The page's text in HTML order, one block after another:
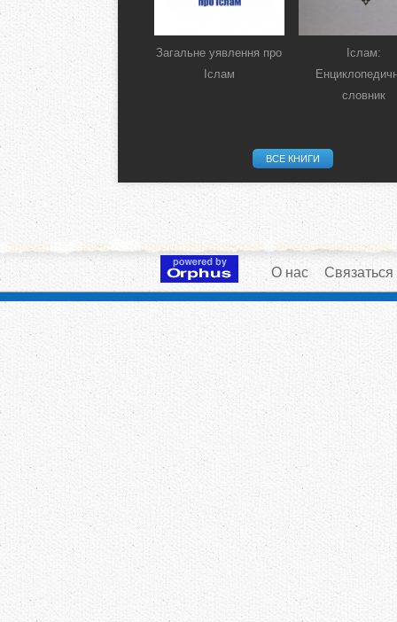
Загальне уявлення про
Іслам
Іслам:
словник
ВСЕ КНИГИ
О нас